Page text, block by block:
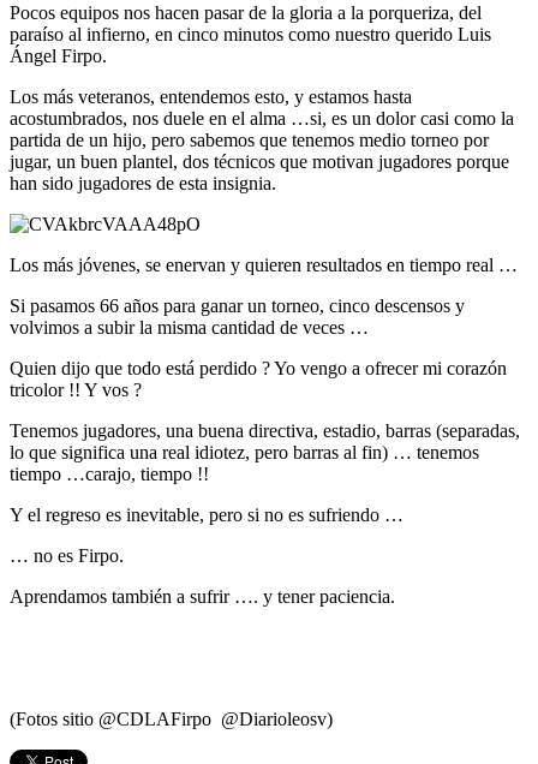
Pocos equipos nos hacen pasar de la gloria a la porqueriza, del
paraíso al infierno, en cinco minutos como nuestro querido Luis
Ángel Firpo.
Los más veteranos, entendemos esto, y estamos hasta
acostumbrados, nos duele en el alma …si, es un dolor casi como la
partida de un hijo, pero sabemos que tenemos medio torneo por
jugar, un buen plantel, dos técnicos que motivan jugadores porque
han sido jugadores de esta insignia.
Los más jóvenes, se enervan y quieren resultados en tiempo real …
Si pasamos 66 años para ganar un torneo, cinco descensos y
volvimos a subir la misma cantidad de veces …
Quien dijo que todo está perdido ? Yo vengo a ofrecer mi corazón
tricolor !! Y vos ?
Tenemos jugadores, una buena directiva, estadio, barras (separadas,
lo que significa una real idiotez, pero barras al fin) … tenemos
tiempo …carajo, tiempo !!
Y el regreso es inevitable, pero si no es sufriendo …
… no es Firpo.
Aprendamos también a sufrir …. y tener paciencia.
(Fotos sitio @CDLAFirpo @Diarioleosv)